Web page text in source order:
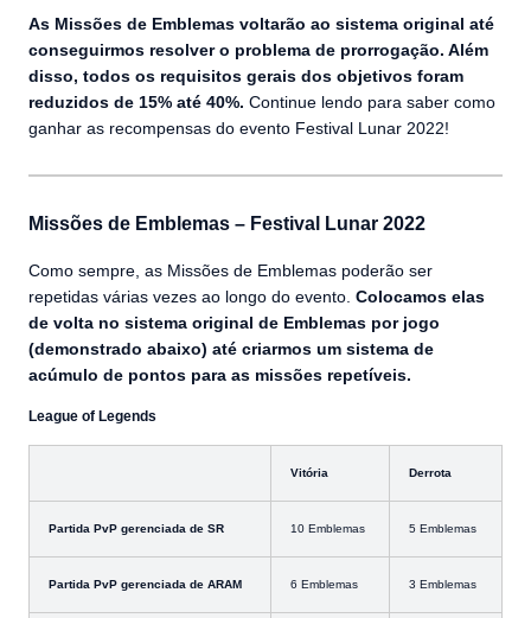
As Missões de Emblemas voltarão ao sistema original até
conseguirmos resolver o problema de prorrogação. Além
disso, todos os requisitos gerais dos objetivos foram
reduzidos de 15% até 40%. Continue lendo para saber como
ganhar as recompensas do evento Festival Lunar 2022!
Missões de Emblemas – Festival Lunar 2022
Como sempre, as Missões de Emblemas poderão ser
repetidas várias vezes ao longo do evento. Colocamos elas
de volta no sistema original de Emblemas por jogo
(demonstrado abaixo) até criarmos um sistema de
acúmulo de pontos para as missões repetíveis.
League of Legends
Vitória Derrota
Partida PvP gerenciada de SR 10 Emblemas 5 Emblemas
Partida PvP gerenciada de ARAM 6 Emblemas 3 Emblemas